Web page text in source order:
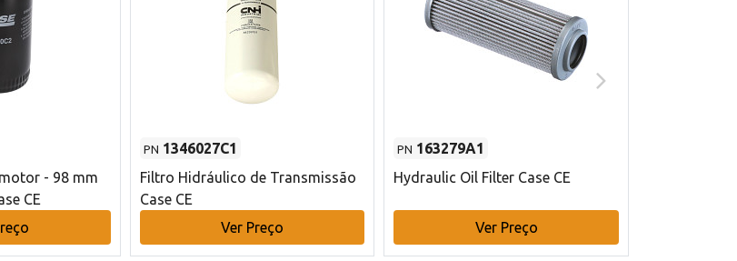
- 98 mm
CE
PN 1346027C1
Filtro Hidráulico de Transmissão
Case CE
Ver Preço
PN 163279A1
Hydraulic Oil Filter Case CE
Ver Preço